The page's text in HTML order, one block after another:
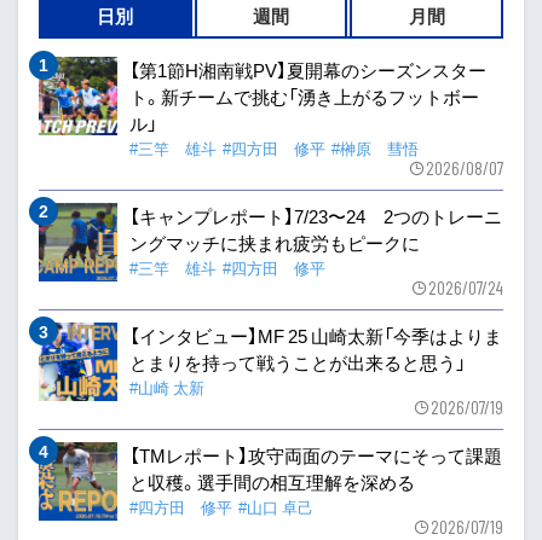
日別 週間 月間
【第1節H湘南戦PV】夏開幕のシーズンスター
ト。新チームで挑む「湧き上がるフットボー
ル」
#三竿 雄斗 #四方田 修平 #榊原 彗悟
2026/08/07
【キャンプレポート】7/23〜24 2つのトレーニ
ングマッチに挟まれ疲労もピークに
#三竿 雄斗 #四方田 修平
2026/07/24
【インタビュー】MF 25 山崎太新「今季はよりま
とまりを持って戦うことが出来ると思う」
#山崎 太新
2026/07/19
【TMレポート】攻守両面のテーマにそって課題
と収穫。選手間の相互理解を深める
#四方田 修平 #山口 卓己
2026/07/19